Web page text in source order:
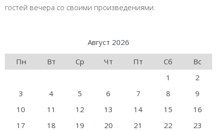
гостей вечера со своими произведениями.
Август 2026
Пн
Вт Ср Чт Пт Сб
Вс
1
2
3
4 5 6 7 8
9
10
11 12 13 14 15
16
17
18 19 20 21 22
23